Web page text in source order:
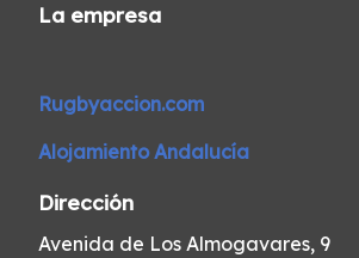
La empresa
Rugbyaccion.com
Alojamiento Andalucía
Dirección
Avenida de Los Almogavares, 9